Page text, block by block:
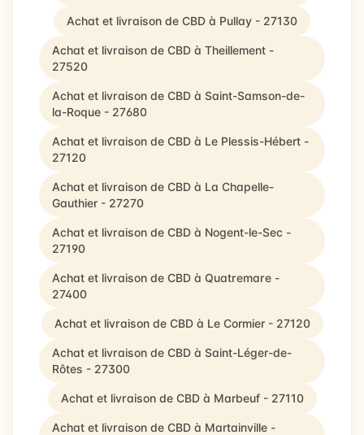
Achat et livraison de CBD à Pullay - 27130
Achat et livraison de CBD à Theillement -
27520
Achat et livraison de CBD à Saint-Samson-de-
la-Roque - 27680
Achat et livraison de CBD à Le Plessis-Hébert -
27120
Achat et livraison de CBD à La Chapelle-
Gauthier - 27270
Achat et livraison de CBD à Nogent-le-Sec -
27190
Achat et livraison de CBD à Quatremare -
27400
Achat et livraison de CBD à Le Cormier - 27120
Achat et livraison de CBD à Saint-Léger-de-
Rôtes - 27300
Achat et livraison de CBD à Marbeuf - 27110
Achat et livraison de CBD à Martainville -